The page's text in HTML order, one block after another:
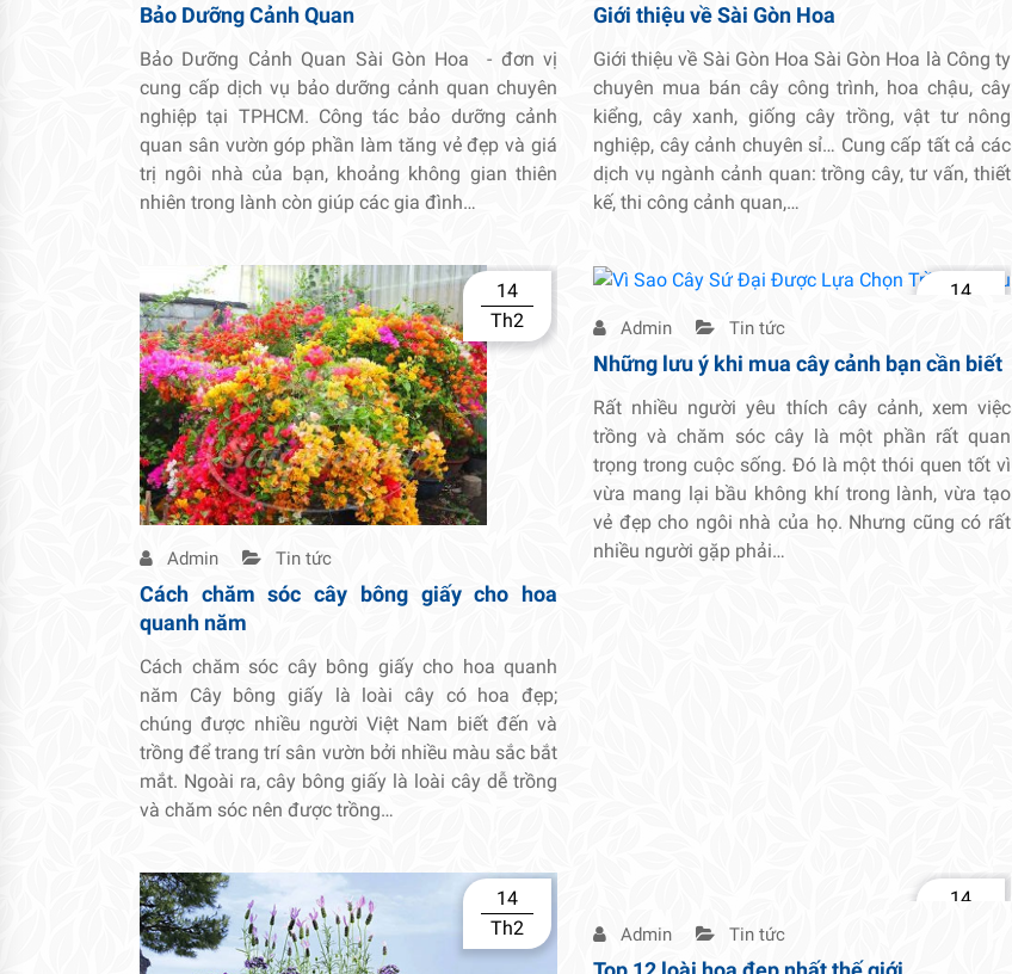
Bảo Dưỡng Cảnh Quan
Bảo Dưỡng Cảnh Quan Sài Gòn Hoa - đơn vị
cung cấp dịch vụ bảo dưỡng cảnh quan chuyên
nghiệp tại TPHCM. Công tác bảo dưỡng cảnh
quan sân vườn góp phần làm tăng vẻ đẹp và giá
trị ngôi nhà của bạn, khoảng không gian thiên
nhiên trong lành còn giúp các gia đình…
Giới thiệu về Sài Gòn Hoa
Giới thiệu về Sài Gòn Hoa Sài Gòn Hoa là Công ty
chuyên mua bán cây công trình, hoa chậu, cây
kiểng, cây xanh, giống cây trồng, vật tư nông
nghiệp, cây cảnh chuyên sỉ… Cung cấp tất cả các
dịch vụ ngành cảnh quan: trồng cây, tư vấn, thiết
kế, thi công cảnh quan,…
14
Th2
Admin Tin tức
Cách chăm sóc cây bông giấy cho hoa
quanh năm
Cách chăm sóc cây bông giấy cho hoa quanh
năm Cây bông giấy là loài cây có hoa đẹp;
chúng được nhiều người Việt Nam biết đến và
trồng để trang trí sân vườn bởi nhiều màu sắc bắt
mắt. Ngoài ra, cây bông giấy là loài cây dễ trồng
và chăm sóc nên được trồng…
14
Admin Tin tức
Những lưu ý khi mua cây cảnh bạn cần biết
Rất nhiều người yêu thích cây cảnh, xem việc
trồng và chăm sóc cây là một phần rất quan
trọng trong cuộc sống. Đó là một thói quen tốt vì
vừa mang lại bầu không khí trong lành, vừa tạo
vẻ đẹp cho ngôi nhà của họ. Nhưng cũng có rất
nhiều người gặp phải…
14
Th2
14
Admin Tin tức